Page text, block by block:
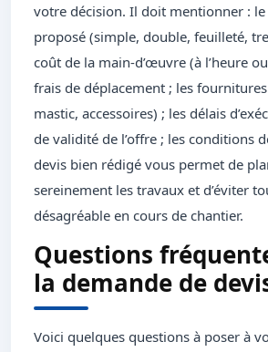
votre décision. Il doit mentionner :
proposé (simple, double, feuilleté,
coût de la main-d’œuvre (à l’heure
frais de déplacement ; les
mastic, accessoires) ; les délais
de validité de l’offre ; les conditions
devis bien rédigé vous permet de
sereinement les travaux et d’éviter
désagréable en cours de chantier.
Questions
la demande de
Voici quelques questions à poser à